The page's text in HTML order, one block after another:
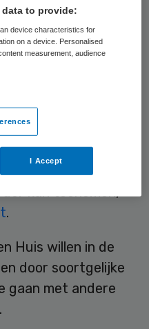
voor
kennis
bepaalde
Behouden Huis
de
als efficiency
de kwaliteit
kan toenemen,
.
Huis willen in de
door soortgelijke
gaan met andere
to provide:
device characteristics for
on a device. Personalised
measurement, audience
I Accept